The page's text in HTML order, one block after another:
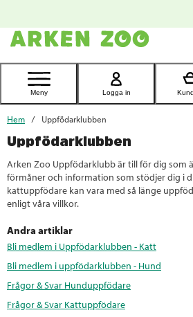
Kontakta
Meny Logga in
Hem Uppfödarklubben
Uppfödarklubben
Arken Zoo Uppfödarklubb är till för dig som
förmåner och information som stödjer dig i
kattuppfödare kan vara med så länge
enligt våra villkor.
Andra artiklar
Bli medlem i Uppfödarklubben - Katt
Bli medlem i uppfödarklubben - Hund
Frågor & Svar Hunduppfödare
Frågor & Svar Kattuppfödare